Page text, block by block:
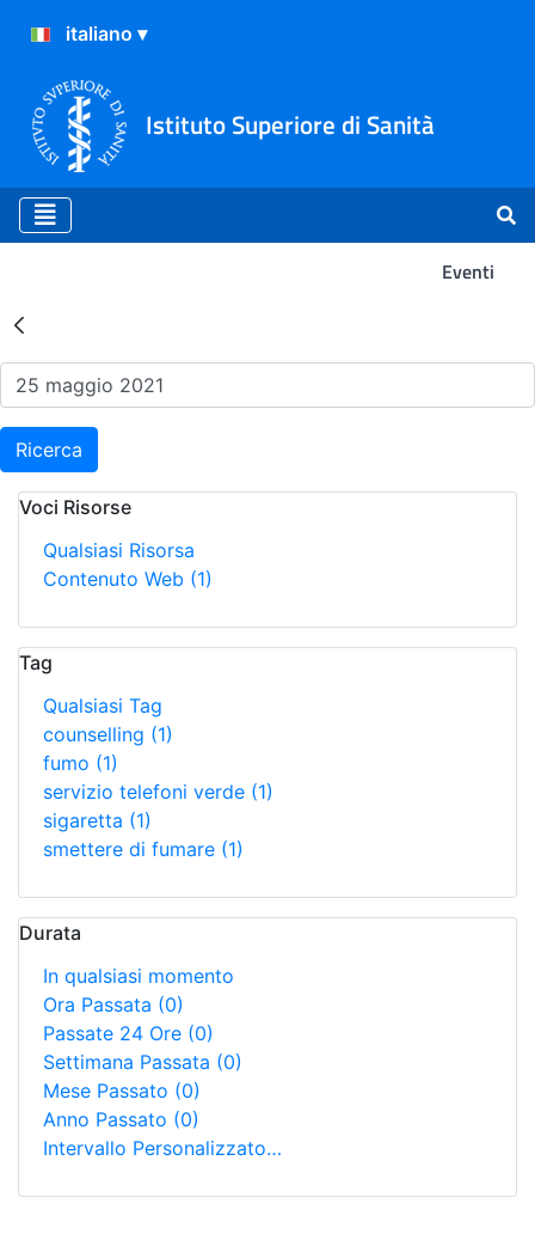
Istituto Superiore di Sanità
Eventi
Risultati della Ricerca -
Ricerca
Voci Risorse
Qualsiasi Risorsa
Contenuto Web (1)
Tag
Qualsiasi Tag
counselling (1)
fumo (1)
servizio telefoni verde (1)
sigaretta (1)
smettere di fumare (1)
Durata
In qualsiasi momento
Ora Passata (0)
Passate 24 Ore (0)
Settimana Passata (0)
Mese Passato (0)
Anno Passato (0)
Intervallo Personalizzato…